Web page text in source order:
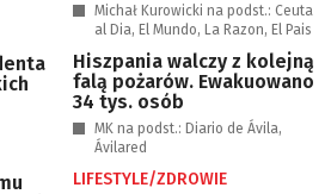
Michał Kurowicki na podst.: Ceuta
al Dia, El Mundo, La Razon, El Pais
Hiszpania walczy z kolejną
falą pożarów. Ewakuowano
34 tys. osób
MK na podst.: Diario de Ávila,
Ávilared
LIFESTYLE/ZDROWIE